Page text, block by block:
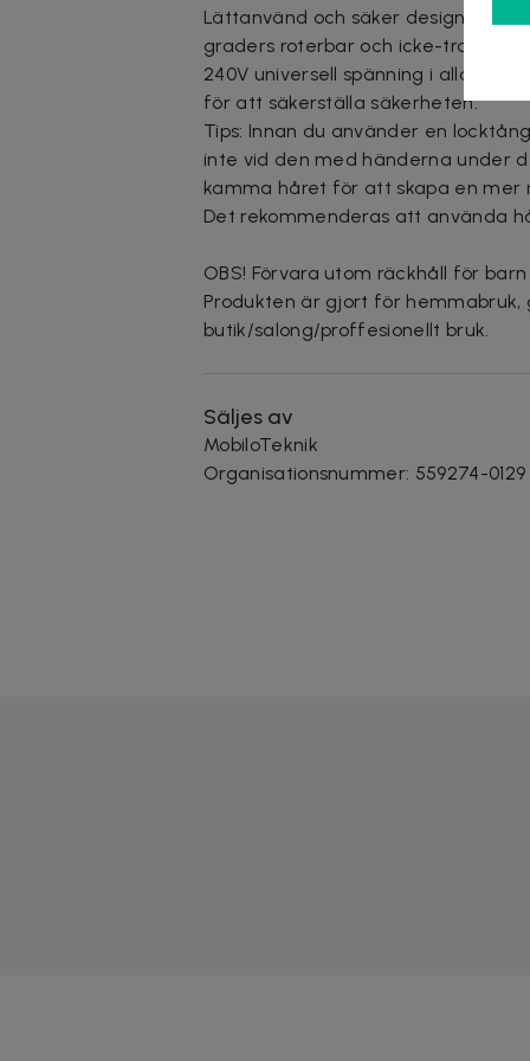
Lättanvänd och säker design:
graders roterbar och icke-trasslig
240V universell spänning i alla
för att säkerställa säkerheten.
Tips: Innan du använder en
inte vid den med händerna under
kamma håret för att skapa en mer
Det rekommenderas att använda
OBS! Förvara utom räckhåll för
Produkten är gjort för
butik/salong/proffesionellt bruk.
Säljes av
MobiloTeknik
Organisationsnummer: 559274-0129